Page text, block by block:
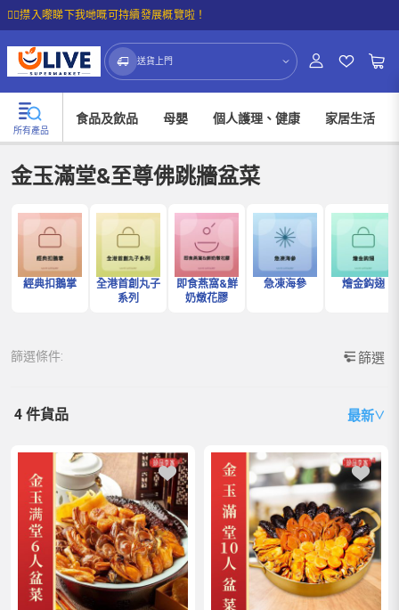
☝🏼㩒入嚟睇下我哋嘅可持續發展概覽啦！
送貨上門
所有產品
食品及飲品 母嬰 個人護理、健康 家居生活
金玉滿堂&至尊佛跳牆盆菜
經典扣鵝掌
全港首創丸子
系列
即食燕窩&鮮
奶燉花膠
急凍海參 燴金鈎翅
篩選條件: 篩選
4 件貨品 最新∨